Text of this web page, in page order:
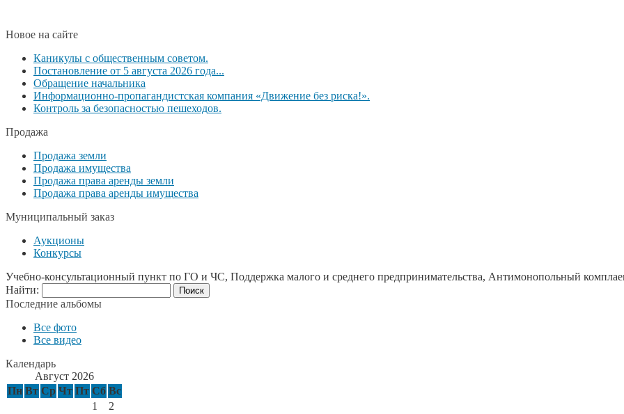
Новое на сайте
Каникулы с общественным советом.
Постановление от 5 августа 2026 года...
Обращение начальника
Информационно-пропагандистская компания «Движение без риска!».
Контроль за безопасностью пешеходов.
Продажа
Продажа земли
Продажа имущества
Продажа права аренды земли
Продажа права аренды имущества
Муниципальный заказ
Аукционы
Конкурсы
Учебно-консультационный пункт по ГО и ЧС, Поддержка малого и среднего предпринимательства, Антимонопольный
Найти:
Последние альбомы
Все фото
Все видео
Календарь
Август 2026
Пн Вт Ср Чт Пт Сб Вс
1
2